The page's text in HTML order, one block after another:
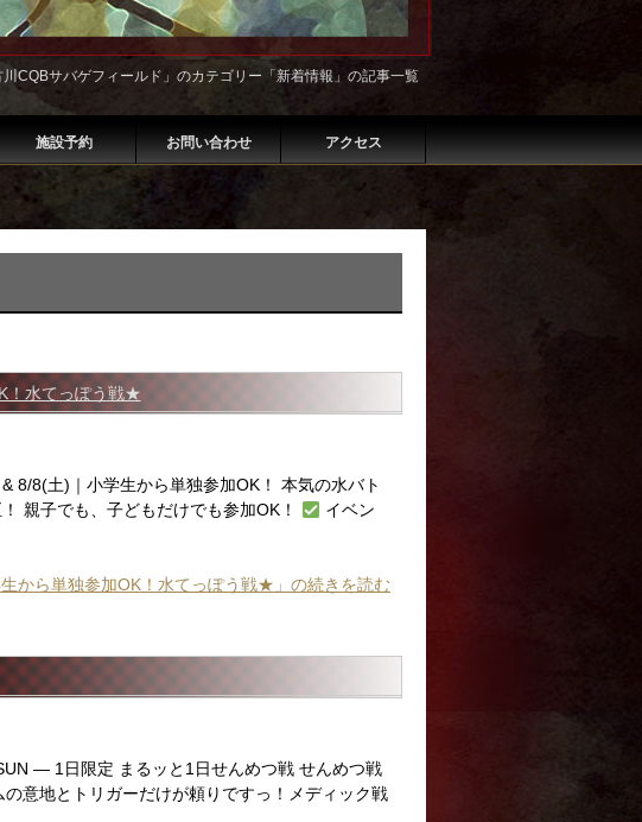
川CQBサバゲフィールド」のカテゴリー「新着情報」の記事一覧
施設予約 お問い合わせ アクセス
！水てっぽう戦★
8/8(土)｜小学生から単独参加OK！ 本気の水バト
親子でも、子どもだけでも参加OK！
イベン
生から単独参加OK！水てっぽう戦★」の続きを読む
— 1日限定 まるッと1日せんめつ戦 せんめつ戦
意地とトリガーだけが頼りですっ！メディック戦